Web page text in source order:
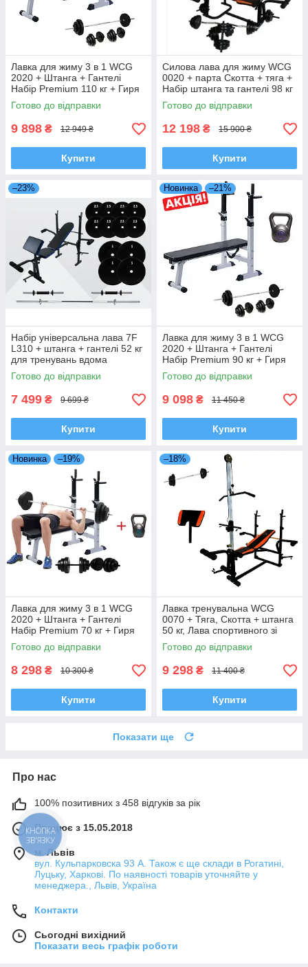
Лавка для жиму 3 в 1 WCG
2020 + Штанга + Гантелі
Набір Premium 110 кг + Гиря
16 кг в Подарунок
Готово до відправки
9 898 ₴ 12 949 ₴
Купити
Силова лава для жиму WCG
0020 + парта Скотта + тяга +
Набір штанга та гантелі 98 кг
Planetsport
Готово до відправки
12 198 ₴ 15 900 ₴
Купити
–23%
Набір універсальна лава 7F
L310 + штанга + гантелі 52 кг
для тренувань вдома
Planetsport
Готово до відправки
7 499 ₴ 9 699 ₴
Купити
Новинка –21%
Лавка для жиму 3 в 1 WCG
2020 + Штанга + Гантелі
Набір Premium 90 кг + Гиря
12 кг в Подарунок
Готово до відправки
9 098 ₴ 11 450 ₴
Купити
Новинка –19%
Лавка для жиму 3 в 1 WCG
2020 + Штанга + Гантелі
Набір Premium 70 кг + Гиря
10 кг в Подарунок
Готово до відправки
8 298 ₴ 10 300 ₴
Купити
–18%
Лавка тренувальна WCG
0070 + Тяга, Скотта + штанга
50 кг, Лава спортивного зі
штангою 50 кг
Готово до відправки
9 298 ₴ 11 400 ₴
Купити
Показати ще
Про нас
100% позитивних з 458 відгуків за рік
Працює з 15.05.2018
м. Львів
вул. Кульпарковска 93 А. Також є ще склади в Рогатині,
Луцьку, Харкові. По наявності товарів уточняйте у
менеджера., Львів, Україна
Контакти
Сьогодні вихідний
Показати весь графік роботи
КНОПКА
ЗВ'ЯЗКУ